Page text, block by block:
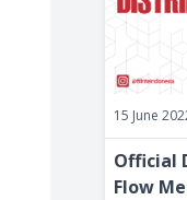
15 June
Official
Flow